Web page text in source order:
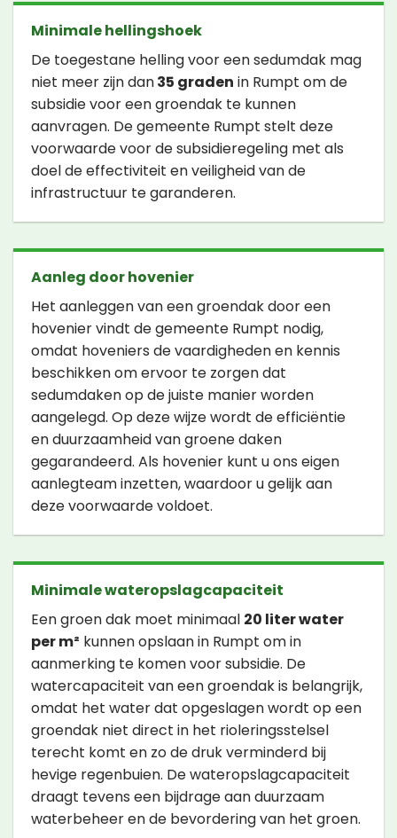
Minimale hellingshoek
De toegestane helling voor een sedumdak mag
niet meer zijn dan35 graden in Rumpt om de
subsidie voor een groendak te kunnen
aanvragen. De gemeente Rumpt stelt deze
voorwaarde voor de subsidieregeling met als
doel de effectiviteit en veiligheid van de
infrastructuur te garanderen.
Aanleg door hovenier
Het aanleggen van een groendak door een
hovenier vindt de gemeente Rumpt nodig,
omdat hoveniers de vaardigheden en kennis
beschikken om ervoor te zorgen dat
sedumdaken op de juiste manier worden
aangelegd. Op deze wijze wordt de efficiëntie
en duurzaamheid van groene daken
gegarandeerd. Als hovenier kunt u ons eigen
aanlegteam inzetten, waardoor u gelijk aan
deze voorwaarde voldoet.
Minimale wateropslagcapaciteit
Een groen dak moet minimaal 20 liter water
per m² kunnen opslaan in Rumpt om in
aanmerking te komen voor subsidie. De
watercapaciteit van een groendak is belangrijk,
omdat het water dat opgeslagen wordt op een
groendak niet direct in het rioleringsstelsel
terecht komt en zo de druk verminderd bij
hevige regenbuien. De wateropslagcapaciteit
draagt tevens een bijdrage aan duurzaam
waterbeheer en de bevordering van het groen.